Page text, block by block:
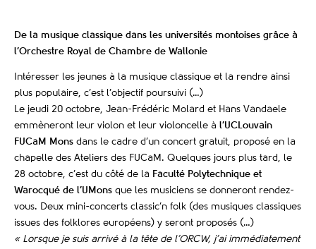
De la musique classique dans les universités montoises grâce à
l’Orchestre Royal de Chambre de Wallonie
Intéresser les jeunes à la musique classique et la rendre ainsi
plus populaire, c’est l’objectif poursuivi (…)
Le jeudi 20 octobre, Jean-Frédéric Molard et Hans Vandaele
emmèneront leur violon et leur violoncelle à l’UCLouvain
FUCaM Mons dans le cadre d’un concert gratuit, proposé en la
chapelle des Ateliers des FUCaM. Quelques jours plus tard, le
28 octobre, c’est du côté de la Faculté Polytechnique et
Warocqué de l’UMons que les musiciens se donneront rendez-
vous. Deux mini-concerts classic’n folk (des musiques classiques
issues des folklores européens) y seront proposés (…)
« Lorsque je suis arrivé à la tête de l’ORCW, j’ai immédiatement